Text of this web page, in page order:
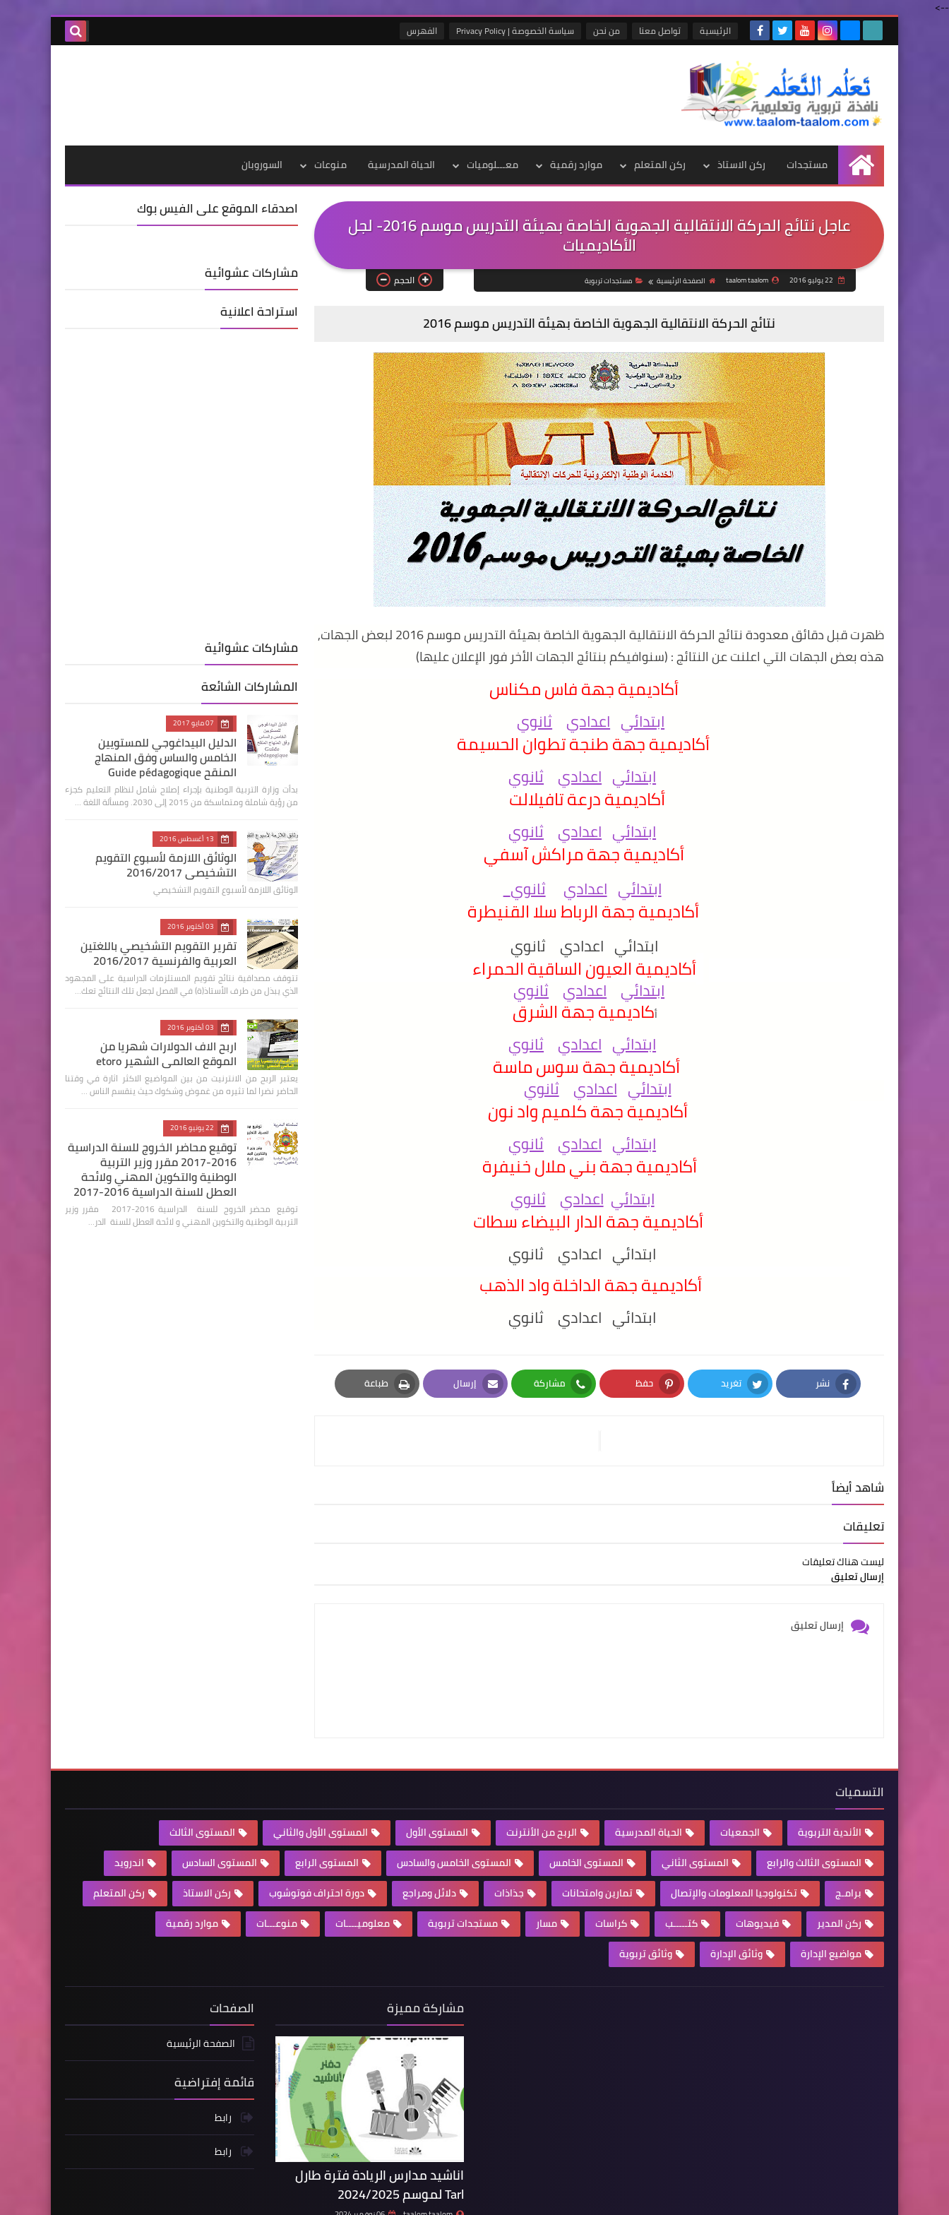
-->
الرئيسية تواصل معنا من نحن سياسة الخصوصة | Privacy Policy الفهرس
الرئيسية
مستجدات ركن الاستاذ ركن المتعلم موارد رقمية معـــلوميات الحياة المدرسية منوعات السوروبان
عاجل نتائج الحركة الانتقالية الجهوية الخاصة بهيئة التدريس موسم 2016- لجل
الأكاديميات
taalom taalom الصفحة الرئيسية مستجدات تربوية الحجم
نتائج الحركة الانتقالية الجهوية الخاصة بهيئة التدريس موسم 2016
ظهرت قبل دقائق معدودة نتائج الحركة الانتقالية الجهوية الخاصة بهيئة التدريس موسم 2016 لبعض الجهات,
هذه بعض الجهات التي اعلنت عن النتائج : (سنوافيكم بنتائج الجهات الأخر فور الإعلان عليها)
أكاديمية جهة فاس مكناس
ابتدائي اعدادي ثانوي
أكاديمية جهة طنجة تطوان الحسيمة
ابتدائي اعدادي ثانوي
أكاديمية درعة تافيلالت
ابتدائي اعدادي ثانوي
أكاديمية جهة مراكش آسفي
ابتدائي اعدادي ثانوي
أكاديمية جهة الرباط سلا القنيطرة
ابتدائي اعدادي ثانوي
أكاديمية العيون الساقية الحمراء
ابتدائي اعدادي ثانوي
أكاديمية جهة الشرق
ابتدائي اعدادي ثانوي
أكاديمية جهة سوس ماسة
ابتدائي اعدادي ثانوي
أكاديمية جهة كلميم واد نون
ابتدائي اعدادي ثانوي
أكاديمية جهة بني ملال خنيفرة
ابتدائي اعدادي ثانوي
أكاديمية جهة الدار البيضاء سطات
ابتدائي اعدادي ثانوي
أكاديمية جهة الداخلة واد الذهب
ابتدائي اعدادي ثانوي
نشر
Facebook
تغريد
Twitter
حفظ
Pinterest
مشاركة
Whatsapp
إرسال
Email
طباعة
Print
شاهد أيضاً
تعليقات
ليست هناك تعليقات
إرسال تعليق
إرسال تعليق
اصدقاء الموقع على الفيس بوك
مشاركات عشوائية
استراحة اعلانية
مشاركات عشوائية
المشاركات الشائعة
07 مايو 2017
الدليل البيداغوجي للمستويين
الخامس والساس وفق المنهاج
المنقح Guide pédagogique
بدأت وزارة التربية الوطنية بإجراء إصلاح شامل لنظام التعليم كجزء
من رؤية شاملة ومتماسكة من 2015 إلى 2030. ومسألة اللغة …
13 أغسطس 2016
الوثائق اللازمة لأسبوع التقويم
التشخيصي 2016/2017
الوثائق اللازمة لأسبوع التقويم التشخيصي
03 أكتوبر 2016
تقرير التقويم التشخيصي باللغتين
العربية والفرنسية 2016/2017
تتوقف مصداقية نتائج تقويم المستلزمات الدراسية على المجهود
الذي يبذل من طرف الأستاذ(ة) في الفصل لجعل تلك النتائج تعك…
03 أكتوبر 2016
اربح الاف الدولارات شهريا من
الموقع العالمي الشهير etoro
يعتبر الربح من الانترنيت من بين المواضيع الاكثر اثارة في وقتنا
الحاضر نضرا لما تثيره من غموض وشكوك حيث ينقسم الناس …
22 يونيو 2016
توقيع محاضر الخروج للسنة الدراسية
2016-2017 مقرر وزير التربية
الوطنية والتكوين المهني ولائحة
العطل للسنة الدراسية 2016-2017
توقيع محضر الخروج للسنة الدراسية 2016-2017 مقرر وزير
التربية الوطنية والتكوين المهني و لائحة العطل للسنة الدر…
التسميات
الأندية التربوية الجمعيات الحياة المدرسية الربح من الأنترنت المستوى الأول المستوى الأول والثاني
المستوى الثالث
المستوى الثالث والرابع
المستوى الثاني المستوى الخامس المستوى الخامس والسادس المستوى الرابع المستوى السادس
اندرويد
برامـج
تكنولوجيا المعلومات والإتصال تمارين وامتحانات جذاذات دلائل ومراجع دورة احتراف فوتوشوب ركن الاستاذ
ركن المتعلم
ركن المدير
فيديوهات كتـــــب كراسات مسار مستجدات تربوية معلوميــــات منوعـــات
موارد رقمية
مواضيع الإدارة
وثائق الإدارة وثائق تربوية
مشاركة مميزة
اناشيد مدارس الريادة فترة طارل
Tarl لموسم 2024/2025
الصفحات
الصفحة الرئيسية
قائمة إفتراضية
رابط
رابط